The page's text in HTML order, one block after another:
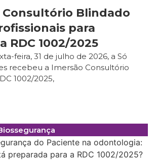
Consultório Blindado
para
RDC 1002/2025
feira, 31 de julho de 2026, a Só
recebeu a Imersão Consultório
1002/2025,